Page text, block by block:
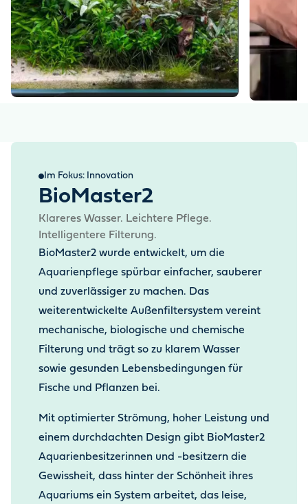
Im Fokus: Innovation
BioMaster2
Klareres Wasser. Leichtere Pflege.
Intelligentere Filterung.
BioMaster2 wurde entwickelt, um die
Aquarienpflege spürbar einfacher, sauberer
und zuverlässiger zu machen. Das
weiterentwickelte Außenfiltersystem vereint
mechanische, biologische und chemische
Filterung und trägt so zu klarem Wasser
sowie gesunden Lebensbedingungen für
Fische und Pflanzen bei.
Mit optimierter Strömung, hoher Leistung und
einem durchdachten Design gibt BioMaster2
Aquarienbesitzerinnen und -besitzern die
Gewissheit, dass hinter der Schönheit ihres
Aquariums ein System arbeitet, das leise,